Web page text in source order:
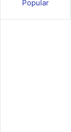
Popular